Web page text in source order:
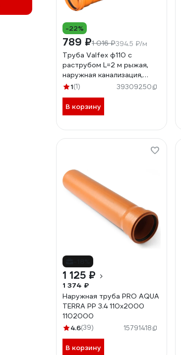
-22%
789 ₽1 016 ₽394.5 ₽/м
Труба Valfex ф110 с
раструбом L=2 м рыжая,
наружная канализация,
толщина стенки 3.4 (10)
1(1) 39309250
В корзину
1 125 ₽
1 374 ₽
Наружная труба PRO AQUA
TERRA PP 3.4 110x2000
1102000
4.6(39) 15791418
В корзину